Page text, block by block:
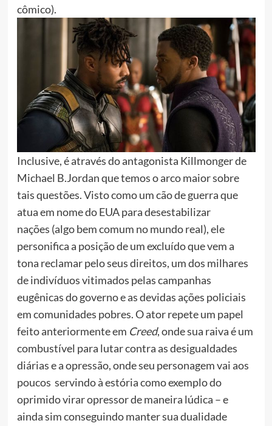
cômico).
Inclusive, é através do antagonista Killmonger de
Michael B.Jordan que temos o arco maior sobre
tais questões. Visto como um cão de guerra que
atua em nome do EUA para desestabilizar
nações (algo bem comum no mundo real), ele
personifica a posição de um excluído que vem a
tona reclamar pelo seus direitos, um dos milhares
de indivíduos vitimados pelas campanhas
eugênicas do governo e as devidas ações policiais
em comunidades pobres. O ator repete um papel
feito anteriormente em Creed, onde sua raiva é um
combustível para lutar contra as desigualdades
diárias e a opressão, onde seu personagem vai aos
poucos servindo à estória como exemplo do
oprimido virar opressor de maneira lúdica – e
ainda sim conseguindo manter sua dualidade